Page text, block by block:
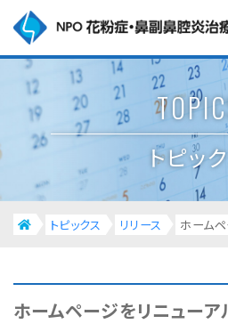
トピッ
トピックス リリース ホーム
ホームページをリニューア